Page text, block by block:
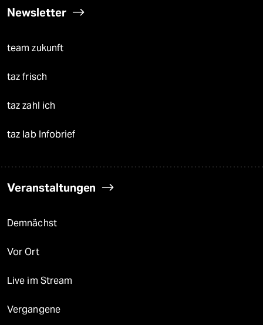
Newsletter
team zukunft
taz frisch
taz zahl ich
taz lab Infobrief
Veranstaltungen
Demnächst
Vor Ort
Live im Stream
Vergangene